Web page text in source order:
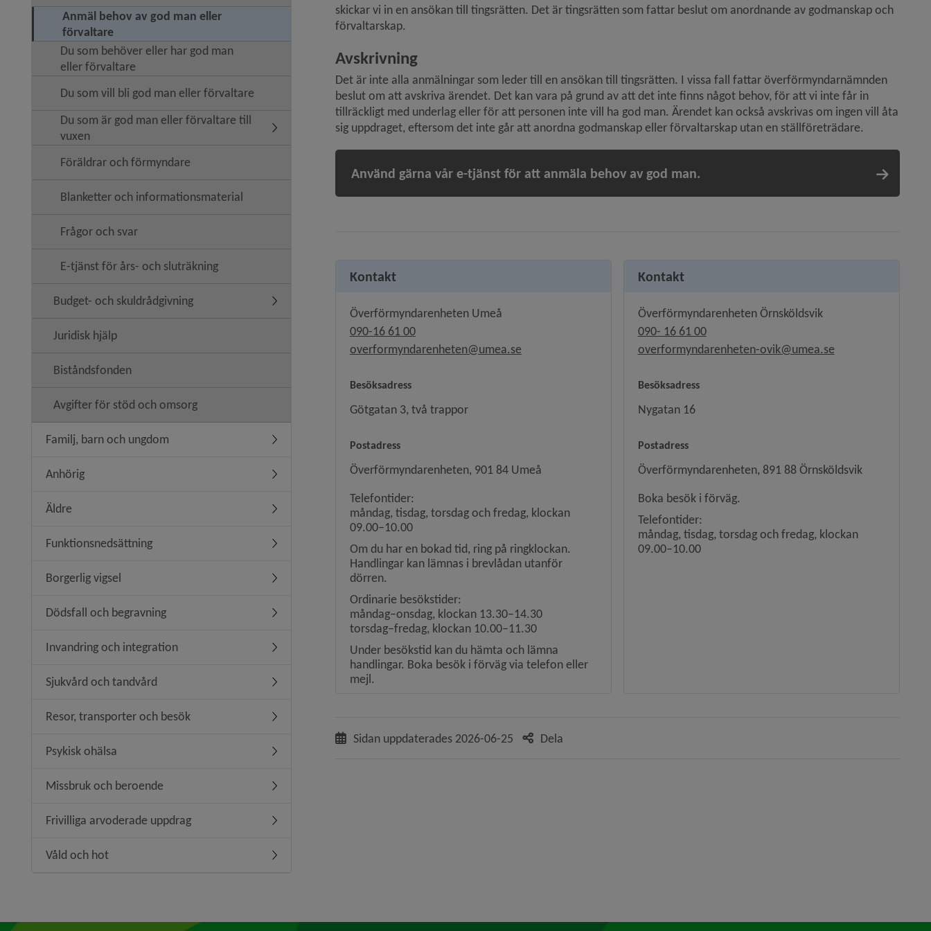
Anmäl behov av god man eller
förvaltare
Du som behöver eller har god man
eller förvaltare
Du som vill bli god man eller förvaltare
Du som är god man eller förvaltare till
vuxen
Undermeny för Du som är god man eller förvaltare till vuxen
Föräldrar och förmyndare
Blanketter och informationsmaterial
Frågor och svar
E-tjänst för års- och sluträkning
Budget- och skuldrådgivning Undermeny för Budget- och skuldrådgivning
Juridisk hjälp
Biståndsfonden
Avgifter för stöd och omsorg
Familj, barn och ungdom Undermeny för Familj, barn och ungdom
Anhörig Undermeny för Anhörig
Äldre Undermeny för Äldre
Funktionsnedsättning Undermeny för Funktionsnedsättning
Borgerlig vigsel Undermeny för Borgerlig vigsel
Dödsfall och begravning Undermeny för Dödsfall och begravning
Invandring och integration Undermeny för Invandring och integration
Sjukvård och tandvård Undermeny för Sjukvård och tandvård
Resor, transporter och besök Undermeny för Resor, transporter och besök
Psykisk ohälsa Undermeny för Psykisk ohälsa
Missbruk och beroende Undermeny för Missbruk och beroende
Frivilliga arvoderade uppdrag Undermeny för Frivilliga arvoderade uppdrag
Våld och hot Undermeny för Våld och hot
skickar vi in en ansökan till tingsrätten. Det är tingsrätten som fattar beslut om anordnande av godmanskap och
förvaltarskap.
Avskrivning
Det är inte alla anmälningar som leder till en ansökan till tingsrätten. I vissa fall fattar överförmyndarnämnden
beslut om att avskriva ärendet. Det kan vara på grund av att det inte finns något behov, för att vi inte får in
tillräckligt med underlag eller för att personen inte vill ha god man. Ärendet kan också avskrivas om ingen vill åta
sig uppdraget, eftersom det inte går att anordna godmanskap eller förvaltarskap utan en ställföreträdare.
Använd gärna vår e-tjänst för att anmäla behov av god man.
Kontakt
Överförmyndarenheten Umeå
090-16 61 00
overformyndarenheten@umea.se
Besöksadress
Götgatan 3, två trappor
Postadress
Överförmyndarenheten, 901 84 Umeå
Telefontider:
måndag, tisdag, torsdag och fredag, klockan
09.00–10.00
Om du har en bokad tid, ring på ringklockan.
Handlingar kan lämnas i brevlådan utanför
dörren.
Ordinarie besökstider:
måndag–onsdag, klockan 13.30–14.30
torsdag–fredag, klockan 10.00–11.30
Under besökstid kan du hämta och lämna
handlingar. Boka besök i förväg via telefon eller
mejl.
Kontakt
Överförmyndarenheten Örnsköldsvik
090- 16 61 00
overformyndarenheten-ovik@umea.se
Besöksadress
Nygatan 16
Postadress
Överförmyndarenheten, 891 88 Örnsköldsvik
Boka besök i förväg.
Telefontider:
måndag, tisdag, torsdag och fredag, klockan
09.00–10.00
Sidan uppdaterades 2026-06-25 Dela